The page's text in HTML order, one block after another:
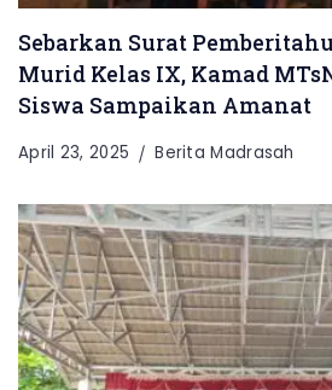
Sebarkan Surat
Murid Kelas IX, Kamad
Siswa Sampaikan Amanat
April 23, 2025 Berita Madrasah